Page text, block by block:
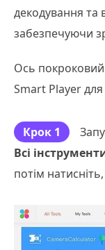
декодування та
забезпечуючи
Ось покроковий
Smart Player для
Крок 1
Всі
потім